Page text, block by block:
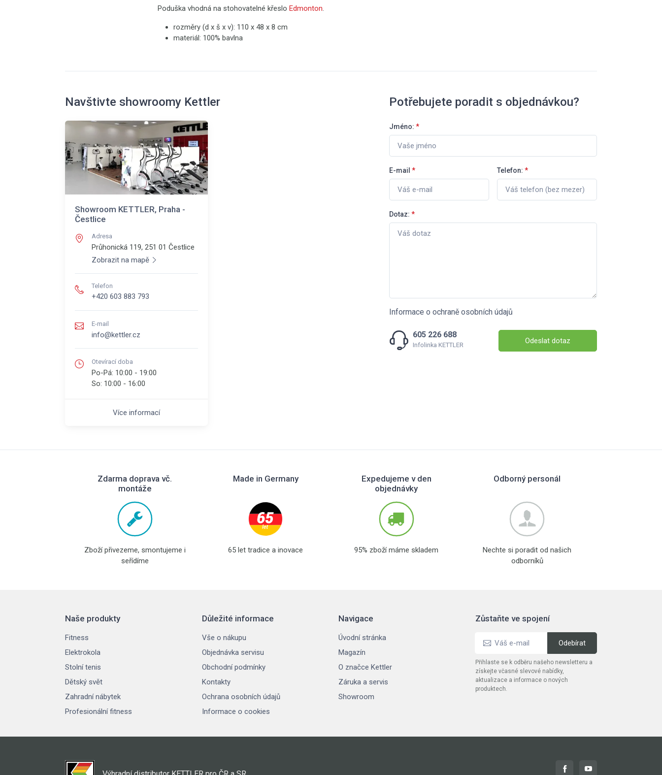
Poduška vhodná na stohovatelné křeslo Edmonton.
rozměry (d x š x v): 110 x 48 x 8 cm
materiál: 100% bavlna
Navštivte showroomy Kettler
Showroom KETTLER, Praha -
Čestlice
Adresa
Průhonická 119, 251 01 Čestlice
Zobrazit na mapě
Telefon
+420 603 883 793
E-mail
info@kettler.cz
Otevírací doba
Po-Pá: 10:00 - 19:00
So: 10:00 - 16:00
Více informací
Potřebujete poradit s objednávkou?
Jméno: *
E-mail * Telefon: *
Dotaz: *
Informace o ochraně osobních údajů
605 226 688
Infolinka KETTLER Odeslat dotaz
Zdarma doprava vč.
montáže
Zboží přivezeme, smontujeme i
seřídíme
Made in Germany
65 let tradice a inovace
Expedujeme v den
objednávky
95% zboží máme skladem
Odborný personál
Nechte si poradit od našich
odborníků
Naše produkty
Fitness
Elektrokola
Stolní tenis
Dětský svět
Zahradní nábytek
Profesionální fitness
Důležité informace
Vše o nákupu
Objednávka servisu
Obchodní podmínky
Kontakty
Ochrana osobních údajů
Informace o cookies
Navigace
Úvodní stránka
Magazín
O značce Kettler
Záruka a servis
Showroom
Zůstaňte ve spojení
Přihlaste se k odběru našeho newsletteru a
získejte včasné slevové nabídky,
aktualizace a informace o nových
produktech.